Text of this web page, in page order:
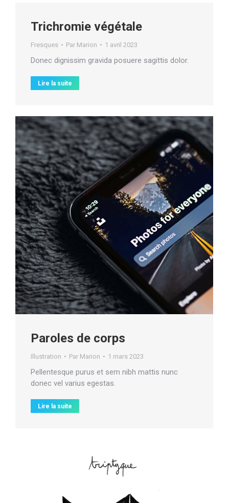
Trichromie végétale
Fresques Par Marion 1 avril 2023
Donec dignissim gravida posuere sagittis dolor.
Lire la suite
Paroles de corps
Illustration Par Marion 1 mars 2023
Pellentesque purus et sem nibh mattis nunc
donec vel varius egestas.
Lire la suite